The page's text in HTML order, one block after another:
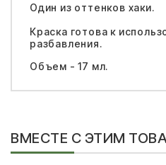
Один из оттенков хаки.
Краска готова к
разбавления.
Объем - 17 мл.
ВМЕСТЕ С ЭТИМ